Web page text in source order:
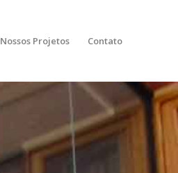
Nossos Projetos Contato